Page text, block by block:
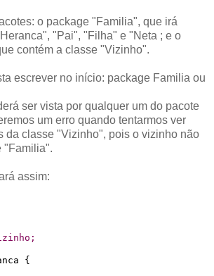
o package "Familia", que irá
"Pai", "Filha" e "Neta ; e o
contém a classe "Vizinho".
escrever no início: package Familia ou
ser vista por qualquer um do pacote
um erro quando tentarmos ver
da classe "Vizinho", pois o vizinho não
"Familia".
assim:
;
{